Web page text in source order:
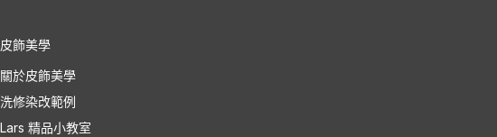
皮飾美學
關於皮飾美學
洗修染改範例
Lars 精品小教室